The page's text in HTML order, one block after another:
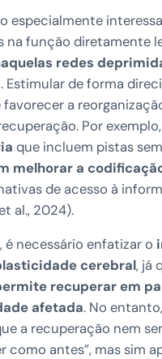
especialmente
na função diretamente
redes
. Estimular de forma
favorecer a
Por exemplo,
que incluem pistas
melhorar a
de acesso à
al., 2024).
é necessário enfatizar o
cerebral, já
recuperar em
afetada. No
a recuperação nem
como antes”, mas sim